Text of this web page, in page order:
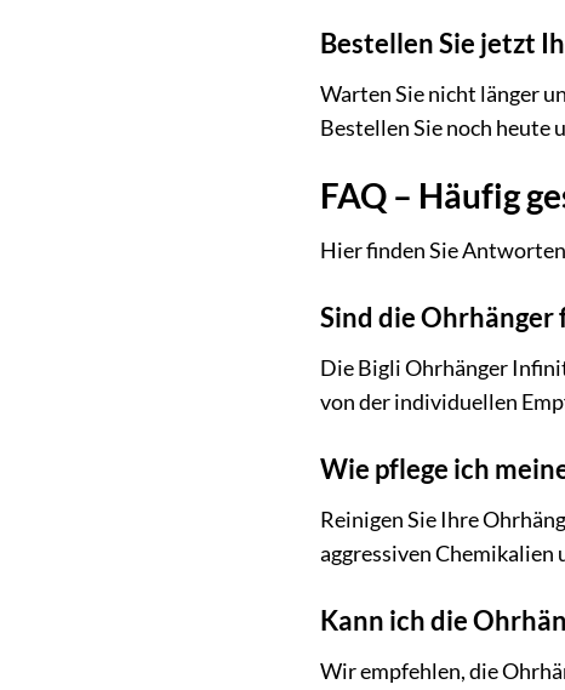
Bestellen Sie jetzt
Warten Sie nicht länger
Bestellen Sie noch heute
FAQ – Häufig
Hier finden Sie
Sind die
Die Bigli Ohrhänger
von der individuellen
Wie pflege ich
Reinigen Sie Ihre
aggressiven Chemikalien
Kann ich die
Wir empfehlen, die